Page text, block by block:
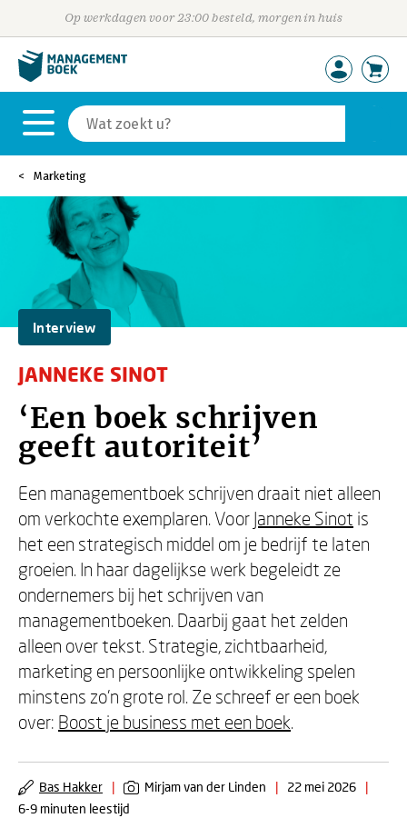
Op werkdagen voor 23:00 besteld, morgen in huis
Marketing
Interview
JANNEKE SINOT
‘Een boek schrijven
geeft autoriteit’
Een managementboek schrijven draait niet alleen
om verkochte exemplaren. Voor Janneke Sinot is
het een strategisch middel om je bedrijf te laten
groeien. In haar dagelijkse werk begeleidt ze
ondernemers bij het schrijven van
managementboeken. Daarbij gaat het zelden
alleen over tekst. Strategie, zichtbaarheid,
marketing en persoonlijke ontwikkeling spelen
minstens zo’n grote rol. Ze schreef er een boek
over: Boost je business met een boek.
Bas Hakker | Mirjam van der Linden | 22 mei 2026
|
6-9 minuten leestijd